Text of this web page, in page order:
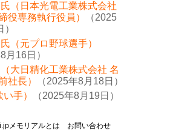
（日本光電工業株式会社
役専務執行役員）
（2025
（元プロ野球選手）
月16日）
大日精化工業株式会社 名
社長）
（2025年8月18日）
手）
（2025年8月19日）
メモリアルとは お問い合わせ